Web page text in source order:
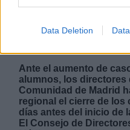
Data Deletion
Los colegios
cerrar a pesar
Ante el aumento de
alumnos, los directores
Comunidad de Madrid
regional el cierre de
días antes del inicio de
El Consejo de